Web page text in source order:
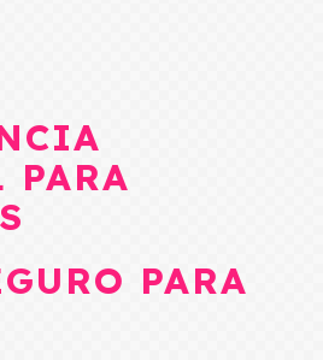
PARA
PARA